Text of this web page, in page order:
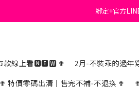
首購免運
綁定+官方
款線上看🅽🅴🆆 ✟ 2月-不裝乖的過年
✟ 特價零碼出清｜售完不補-不退換 ✟